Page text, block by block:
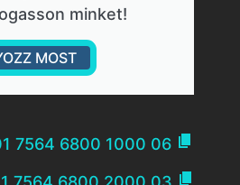
minket!
MOST
7564 6800 1000 06 
